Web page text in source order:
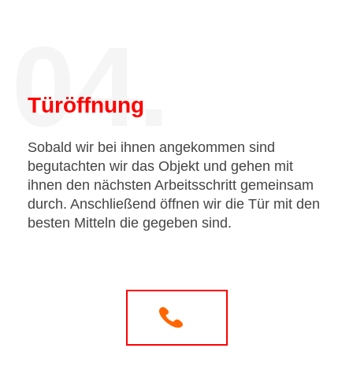
04.
Türöffnung
Sobald wir bei ihnen angekommen sind
begutachten wir das Objekt und gehen mit
ihnen den nächsten Arbeitsschritt gemeinsam
durch. Anschließend öffnen wir die Tür mit den
besten Mitteln die gegeben sind.